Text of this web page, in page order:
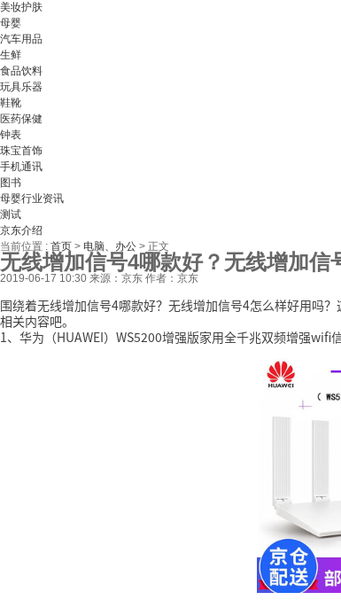
美妆护肤
母婴
汽车用品
生鲜
食品饮料
玩具乐器
鞋靴
医药保健
钟表
珠宝首饰
手机通讯
图书
母婴行业资讯
测试
京东介绍
当前位置 : 首页 > 电脑、办公 > 正文
无线增加信号4哪款好？无线增加信
2019-06-17 10:30 来源：京东 作者：京东
围绕着无线增加信号4哪款好？无线增加信号4怎么样好用吗
相关内容吧。
1、华为（HUAWEI）WS5200增强版家用全千兆双频增强wifi